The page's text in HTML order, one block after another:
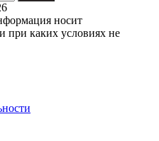
носит
при каких условиях не